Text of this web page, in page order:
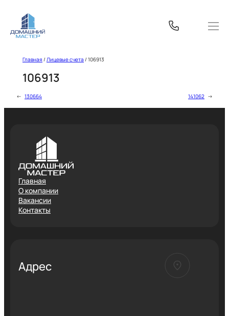
содержимому
Главная / Лицевые счета / 106913
106913
← 130664 141062 →
Главная
О компании
Вакансии
Контакты
Адрес